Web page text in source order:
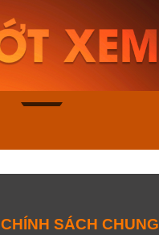
Casio Nam MTS-
115D-1AVDF
2.823.000₫
2.399.550₫
Mua ngay
CHÍNH SÁCH CHUNG